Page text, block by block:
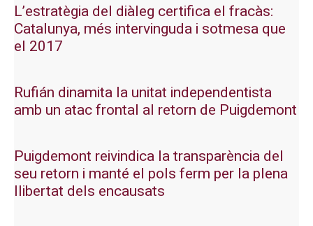
L’estratègia del diàleg certifica el fracàs:
Catalunya, més intervinguda i sotmesa que
el 2017
Rufián dinamita la unitat independentista
amb un atac frontal al retorn de Puigdemont
Puigdemont reivindica la transparència del
seu retorn i manté el pols ferm per la plena
llibertat dels encausats